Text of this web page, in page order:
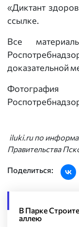
«Диктант
ссылке.
Все
доказательной
Фотография
iluki.ru по
Правительства
Поделиться:
В Парке
аллею